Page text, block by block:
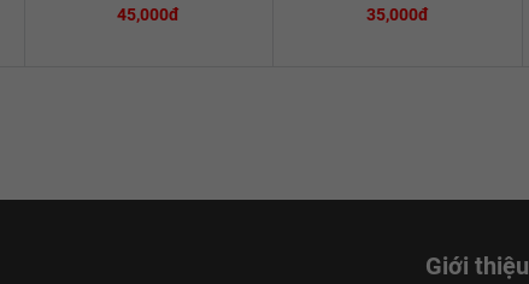
45,000đ
35,000đ
Giới thiệu